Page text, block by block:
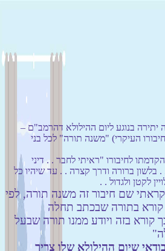
יתירה בנוגע ליום ההילולא דהרמב"ם –
העיקרי) "משנה תורה" לכל בני
לחיבורו "ראיתי לחבר . . דיני
בלשון ברורה ודרך קצרה . . עד שיהיו כל
לקטן ולגדול . .
שם חיבור זה משנה תורה, לפי
בתורה שבכתב תחלה
קורא בזה ויודע ממנו תורה שבעל
שיום ההילולא שלו צריך